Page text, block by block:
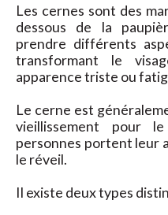
Les cernes sont des
dessous de la
prendre différents
transformant le
apparence triste ou
Le cerne est
vieillissement pour
personnes portent leur
le réveil.
Il existe deux types